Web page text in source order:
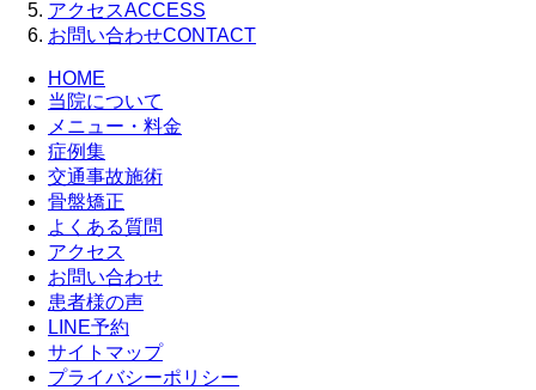
アクセスACCESS
お問い合わせCONTACT
HOME
当院について
メニュー・料金
症例集
交通事故施術
骨盤矯正
よくある質問
アクセス
お問い合わせ
患者様の声
LINE予約
サイトマップ
プライバシーポリシー